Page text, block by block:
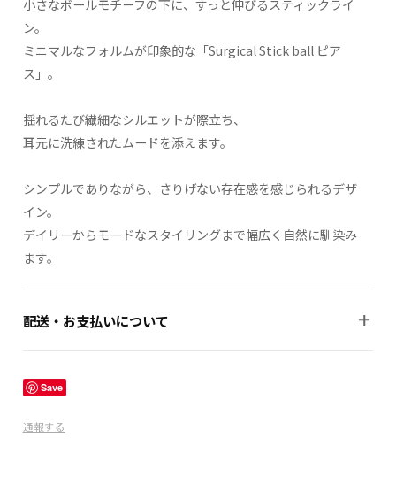
小さなボールモチーフの下に、すっと伸びるスティックライ
ン。
ミニマルなフォルムが印象的な「Surgical Stick ball ピア
ス」。
揺れるたび繊細なシルエットが際立ち、
耳元に洗練されたムードを添えます。
シンプルでありながら、さりげない存在感を感じられるデザ
イン。
デイリーからモードなスタイリングまで幅広く自然に馴染み
ます。
配送・お支払いについて
い方法・返品条件の詳細は
Save
通報する